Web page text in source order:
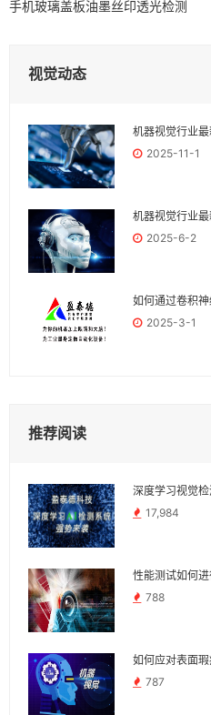
手机玻璃盖板油墨丝印透光检测
视觉动态
机器视觉行业最
2025-11-1
机器视觉行业最
2025-6-2
如何通过卷积
2025-3-1
推荐阅读
深度学习视觉
17,984
性能测试如何
788
如何应对表面
787